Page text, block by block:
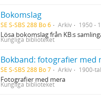
Bokomslag
SE S-SBS 288 Bo 6 Arkiv 1950 -
Lösa bokomslag från KB:s
Kungliga biblioteket
Bokband: fotografier med
SE S-SBS 288 Bo 7 Arkiv 1900-
Fotografier med mera
Kungliga biblioteket